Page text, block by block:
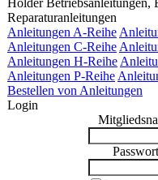
Holder Betriebsanleitungen,
Reparaturanleitungen
Anleitungen A-Reihe
Anleitungen C-Reihe
Anleitungen H-Reihe
Anleitungen P-Reihe
Bestellen von Anleitungen
Login